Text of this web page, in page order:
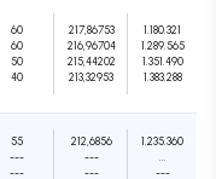
60
60
50
40
217,86753
216,96704
215,44202
213,32953
1.180.321
1.289.565
1.351.490
1.383.288
55
---
---
212,6856
---
---
1.235.360
---